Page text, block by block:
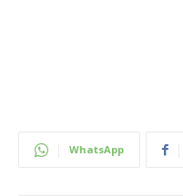
WhatsApp